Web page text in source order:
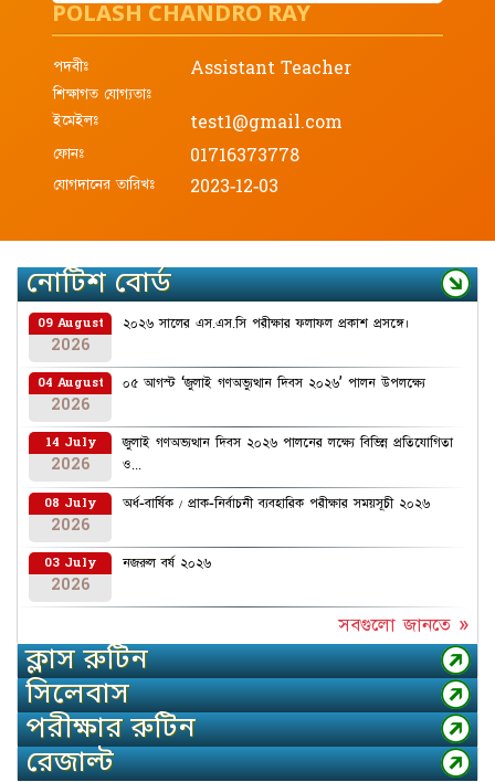
POLASH CHANDRO RAY
পদবীঃ
Assistant Teacher
শিক্ষাগত যোগ্যতাঃ
ইমেইলঃ
test1@gmail.com
ফোনঃ
01716373778
যোগদানের তারিখঃ
2023-12-03
নোটিশ বোর্ড
09 August
2026
২০২৬ সালের এস.এস.সি পরীক্ষার ফলাফল প্রকাশ প্রসঙ্গে।
04 August
2026
০৫ আগস্ট ‘জুলাই গণঅভ্যুত্থান দিবস ২০২৬’ পালন উপলক্ষ্যে
14 July
2026
জুলাই গণঅভ্যত্থান দিবস ২০২৬ পালনের লক্ষ্যে বিভিন্ন প্রতিযোগিতা
ও...
08 July
2026
অর্ধ-বার্ষিক / প্রাক-নির্বাচনী ব্যবহারিক পরীক্ষার সময়সূচী ২০২৬
03 July
2026
নজরুল বর্ষ ২০২৬
সবগুলো জানতে »
ক্লাস রুটিন
সিলেবাস
পরীক্ষার রুটিন
রেজাল্ট